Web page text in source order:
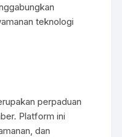
teknologi
perpaduan
Platform ini
dan